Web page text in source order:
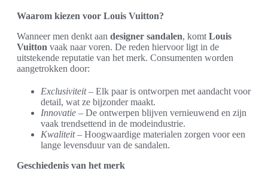
Waarom kiezen voor Louis Vuitton?
Wanneer men denkt aan designer sandalen, komt Louis
Vuitton vaak naar voren. De reden hiervoor ligt in de
uitstekende reputatie van het merk. Consumenten worden
aangetrokken door:
Exclusiviteit– Elk paar is ontworpen met aandacht voor
detail, wat ze bijzonder maakt.
Innovatie – De ontwerpen blijven vernieuwend en zijn
vaak trendsettend in de modeindustrie.
Kwaliteit– Hoogwaardige materialen zorgen voor een
lange levensduur van de sandalen.
Geschiedenis van het merk